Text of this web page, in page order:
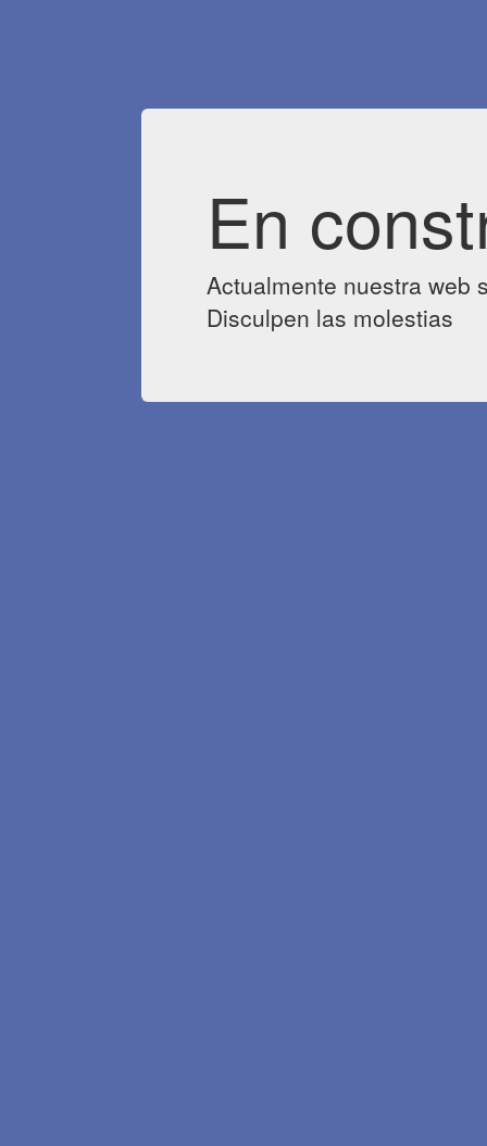
En
Actualmente nuestra web
Disculpen las molestias